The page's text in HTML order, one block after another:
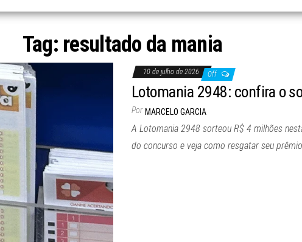
Tag: resultado da mania
10 de julho de 2026 Off
Lotomania 2948: confira o
Por MARCELO GARCIA
A Lotomania 2948 sorteou R$ 4 milhões
do concurso e veja como resgatar seu